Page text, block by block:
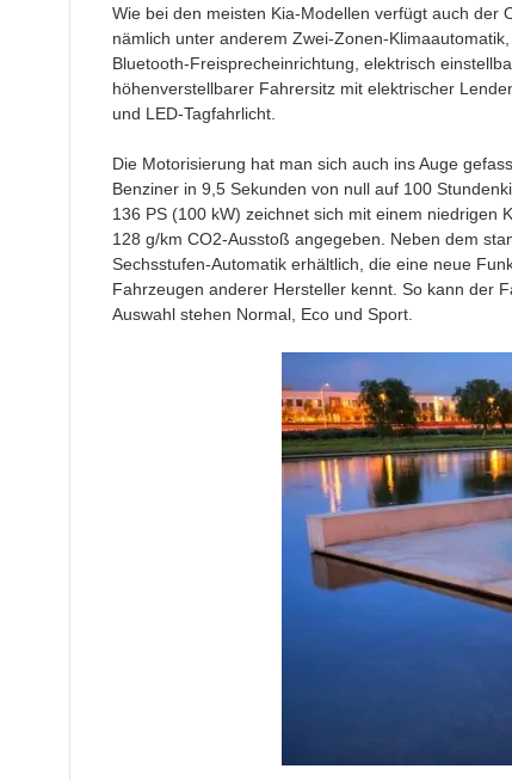
Wie bei den meisten Kia-Modellen verfügt auch der
nämlich unter anderem Zwei-Zonen-
Bluetooth-Freisprecheinrichtung, elektrisch
höhenverstellbarer Fahrersitz mit elektrischer
und LED-Tagfahrlicht.
Die Motorisierung hat man sich auch ins Auge
Benziner in 9,5 Sekunden von null auf 100
136 PS (100 kW) zeichnet sich mit einem niedrigen
128 g/km CO2-Ausstoß angegeben. Neben dem
Sechsstufen-Automatik erhältlich, die eine neue
Fahrzeugen anderer Hersteller kennt. So kann der
Auswahl stehen Normal, Eco und Sport.